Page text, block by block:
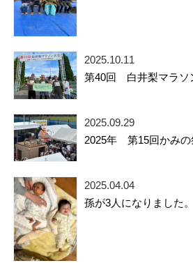
2025.10.11
第40回 白井梨マラソ
2025.09.29
2025年 第15回かみの
2025.04.04
孫が3人になりました。